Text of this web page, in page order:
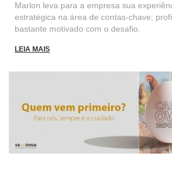
Marlon leva para a empresa sua
estratégica na área de contas-chave;
bastante motivado com o desafio.
LEIA MAIS